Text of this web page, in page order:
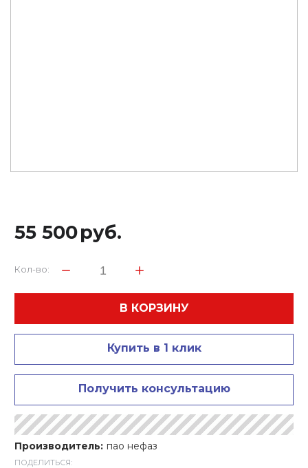
55 500руб.
Кол-во:
В КОРЗИНУ
Купить в 1 клик
Получить консультацию
Производитель: пао нефаз
ПОДЕЛИТЬСЯ: